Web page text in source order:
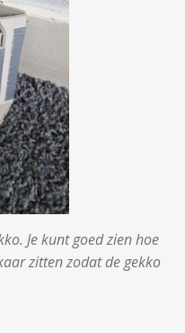
Je kunt goed zien hoe
zitten zodat de gekko